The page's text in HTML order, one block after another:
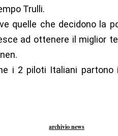
Trulli.
quelle che decidono la
ad ottenere il miglior
i 2 piloti Italiani
archivio news